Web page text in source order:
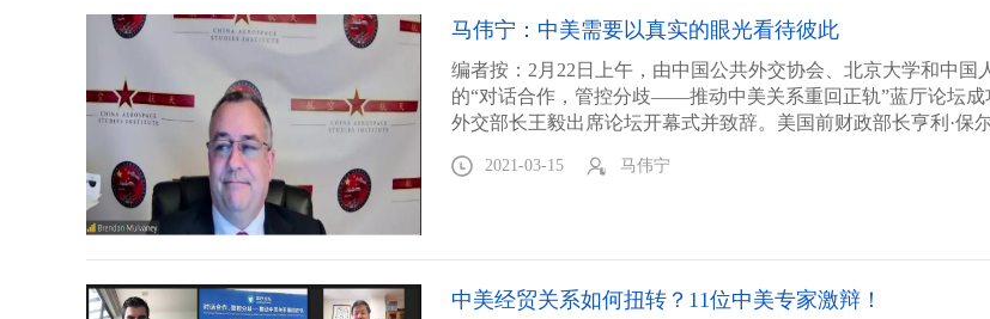
马伟宁：中美需要以真实的眼光看待彼此
编者按：2月22日上午，由中国公共外交协会、北京大学和中国
的“对话合作，管控分歧——推动中美关系重回正轨”蓝厅论坛成
外交部长王毅出席论坛开幕式并致辞。美国前财政部长亨利·保
莫里斯·格林伯格，中国驻美国大使崔天凯先后在开幕式致辞。
体育等40多位中外代表参加。这是拜登执政以来，中国机构主办
2021-03-15 马伟宁
中美经贸关系如何扭转？11位中美专家激辩！